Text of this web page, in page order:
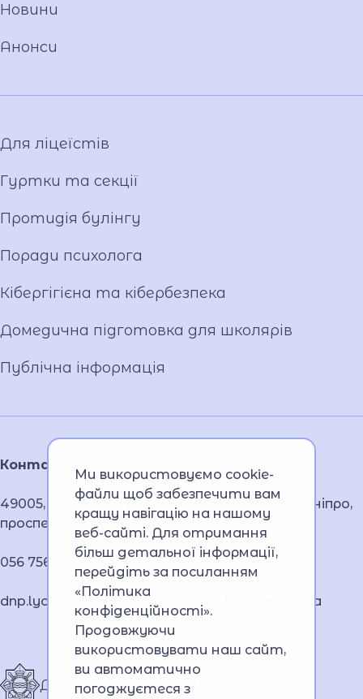
Контакти
49005, Дніпропетровська область, місто Дніпро,
проспект Науки, 26А
056 756 46 32
dnp.lyceum.bsnpv.mvs@lyceum-dnp.mvs.gov.ua
Дніпровський ліцей МВС
Команда
Відеопроєкт «Кирилиця»
Новини
Анонси
Для ліцеїстів
Гуртки та секції
Протидія булінгу
Поради психолога
Кібергігієна та кібербезпека
Домедична підготовка для школярів
Публічна інформація
Ми використовуємо cookie-
файли щоб забезпечити вам
кращу навігацію на нашому
веб-сайті. Для отримання
більш детальної інформації,
перейдіть за посиланням
«Політика
конфіденційності».
Продовжуючи
використовувати наш сайт,
ви автоматично
погоджуєтеся з